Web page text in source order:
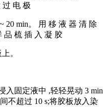
过 电 极
20 min。 用 移 液 器 清 除
品 梳 插 入 凝 胶
。
入固定液中 ,轻轻晃动 3 min
不超过 10 s;将胶板放入染